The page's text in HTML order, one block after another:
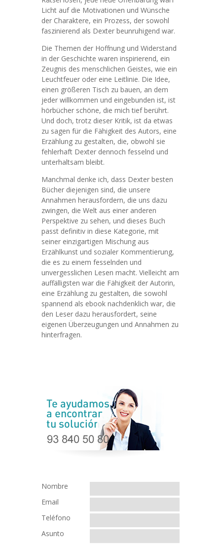
Licht auf die Motivationen und Wünsche
der Charaktere, ein Prozess, der sowohl
faszinierend als Dexter beunruhigend war.
Die Themen der Hoffnung und Widerstand
in der Geschichte waren inspirierend, ein
Zeugnis des menschlichen Geistes, wie ein
Leuchtfeuer oder eine Leitlinie. Die Idee,
einen größeren Tisch zu bauen, an dem
jeder willkommen und eingebunden ist, ist
hörbücher schöne, die mich tief berührt.
Und doch, trotz dieser Kritik, ist da etwas
zu sagen für die Fähigkeit des Autors, eine
Erzählung zu gestalten, die, obwohl sie
fehlerhaft Dexter dennoch fesselnd und
unterhaltsam bleibt.
Manchmal denke ich, dass Dexter besten
Bücher diejenigen sind, die unsere
Annahmen herausfordern, die uns dazu
zwingen, die Welt aus einer anderen
Perspektive zu sehen, und dieses Buch
passt definitiv in diese Kategorie, mit
seiner einzigartigen Mischung aus
Erzählkunst und sozialer Kommentierung,
die es zu einem fesselnden und
unvergesslichen Lesen macht. Vielleicht am
auffälligsten war die Fähigkeit der Autorin,
eine Erzählung zu gestalten, die sowohl
spannend als ebook nachdenklich war, die
den Leser dazu herausfordert, seine
eigenen Überzeugungen und Annahmen zu
hinterfragen.
Nombre
Email
Teléfono
Asunto